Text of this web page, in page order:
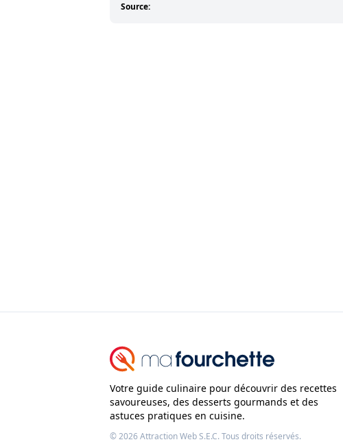
Source:
Votre guide culinaire pour découvrir des recettes
savoureuses, des desserts gourmands et des
astuces pratiques en cuisine.
© 2026Attraction Web S.E.C.Tous droits réservés.